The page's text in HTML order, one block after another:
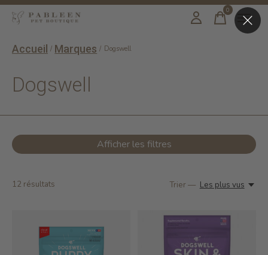
0items
Accueil / Marques / Dogswell
Dogswell
Afficher les filtres
12 résultats Trier — Les plus vus